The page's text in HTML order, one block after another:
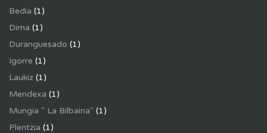
Bedia (1)
Dima (1)
Duranguesado (1)
Igorre (1)
Laukiz (1)
Mendexa (1)
Mungia " La Bilbaina" (1)
Plentzia (1)